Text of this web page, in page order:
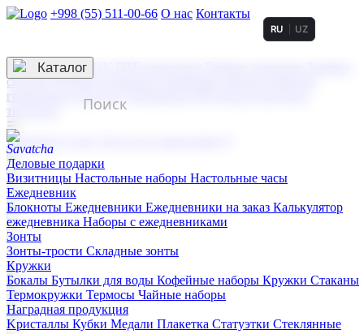
+998 (55) 511-00-66 О нас Контакты
3D гравировка
смолой (Doming)
гравировка твердая
тиснение
RU UZ
☰
Контакты
Каталог
Деловые подарки
Визитницы Настольные наборы Настольные часы
Ежедневник
Блокноты Ежедневники Ежедневники на заказ Калькулятор
ежедневника Наборы с ежедневниками
Зонты
Зонты-трости Складные зонты
Кружки
Бокалы Бутылки для воды Кофейные наборы Кружки Стаканы
Термокружки Термосы Чайные наборы
Наградная продукция
Kристаллы Кубки Медали Плакетка Статуэтки Стеклянные